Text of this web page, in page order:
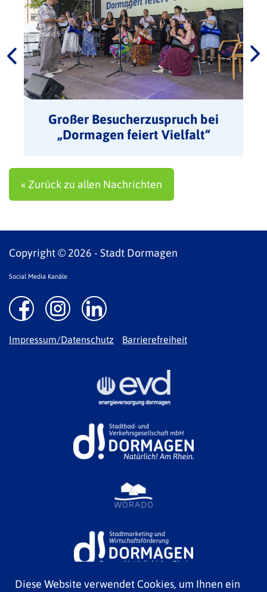
Großer Besucherzuspruch bei
„Dormagen feiert Vielfalt“
« Zurück zu allen Nachrichten
Diese Website verwendet Cookies, um Ihnen ein
Copyright © 2026 - Stadt Dormagen
Social Media Kanäle
Impressum/Datenschutz Barrierefreiheit